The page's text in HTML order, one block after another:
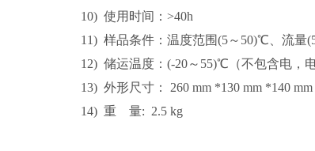
10) 使用时间：>40h
11) 样品条件：温度范围(5～50)℃、流量
12) 储运温度：(-20～55)℃（不包含电，
13) 外形尺寸： 260 mm *130 mm *140 mm
14) 重 量: 2.5 kg